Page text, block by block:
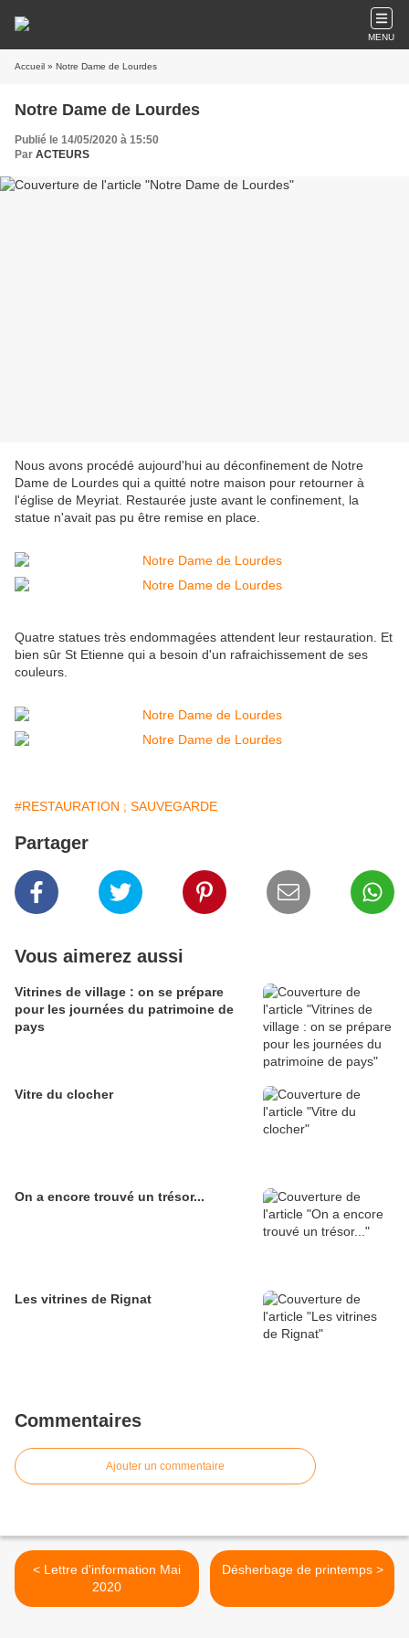
MENU
Accueil » Notre Dame de Lourdes
Notre Dame de Lourdes
Publié le 14/05/2020 à 15:50
Par ACTEURS
Nous avons procédé aujourd'hui au déconfinement de Notre
Dame de Lourdes qui a quitté notre maison pour retourner à
l'église de Meyriat. Restaurée juste avant le confinement, la
statue n'avait pas pu être remise en place.
Quatre statues très endommagées attendent leur restauration. Et
bien sûr St Etienne qui a besoin d'un rafraichissement de ses
couleurs.
#RESTAURATION ; SAUVEGARDE
Partager
Vous aimerez aussi
Vitrines de village : on se prépare
pour les journées du patrimoine de
pays
Vitre du clocher
On a encore trouvé un trésor...
Les vitrines de Rignat
Commentaires
Ajouter un commentaire
< Lettre d'information Mai
2020
Désherbage de printemps >